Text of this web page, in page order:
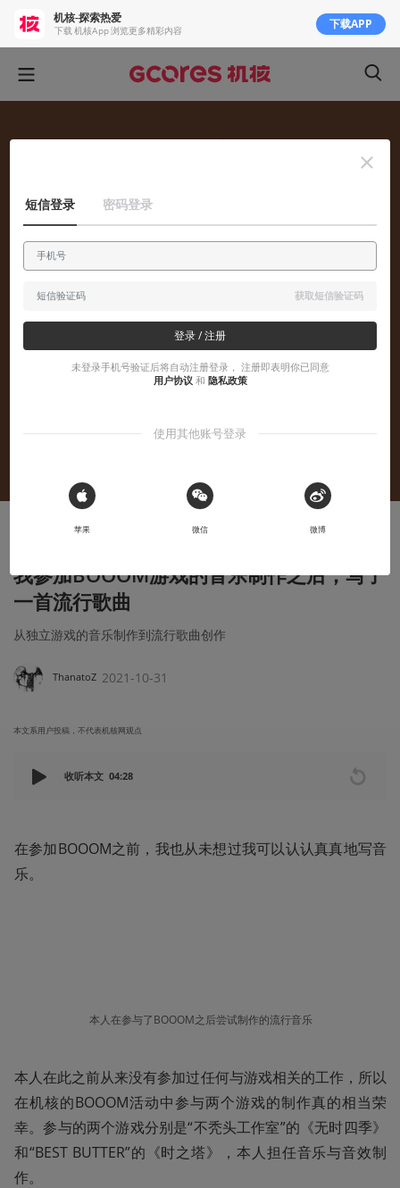
我参加BOOOM游戏的音乐制作之后，写了
一首流行歌曲
从独立游戏的音乐制作到流行歌曲创作
ThanatoZ 2021-10-31
本文系用户投稿，不代表机核网观点
收听本文 04:28
在参加BOOOM之前，我也从未想过我可以认认真真地写音
乐。
本人在参与了BOOOM之后尝试制作的流行音乐
本人在此之前从来没有参加过任何与游戏相关的工作，所以
在机核的BOOOM活动中参与两个游戏的制作真的相当荣
幸。参与的两个游戏分别是“不秃头工作室”的《无时四季》
和“BEST BUTTER”的《时之塔》，本人担任音乐与音效制
作。
机核-探索热爱
下载 机核App 浏览更多精彩内容 下载APP
短信登录 密码登录
获取短信验证码
登录 / 注册
未登录手机号验证后将自动注册登录， 注册即表明你已同意
用户协议 和 隐私政策
使用其他账号登录
 Sign in with Apple
苹果 微信 微博